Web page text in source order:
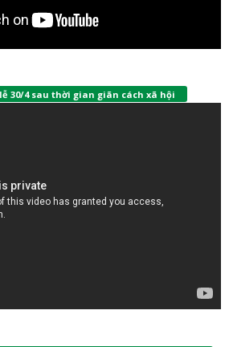
30/4 sau thời gian giãn cách xã hội